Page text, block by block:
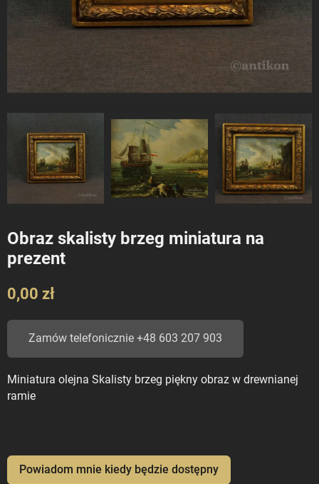
Obraz skalisty brzeg miniatura na
prezent
0,00 zł
Zamów telefonicznie +48 603 207 903
Miniatura olejna Skalisty brzeg piękny obraz w drewnianej
ramie
Powiadom mnie kiedy będzie dostępny